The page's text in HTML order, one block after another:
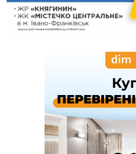
вересня через російські
14:43
На Рогатинщині рештки
поліція розслідує отруєння
тендер на 7 мільйонів на
У Калуші на озері в
Майстра лісу з
переправлення чоловіків
На Прикарпатті через
світла